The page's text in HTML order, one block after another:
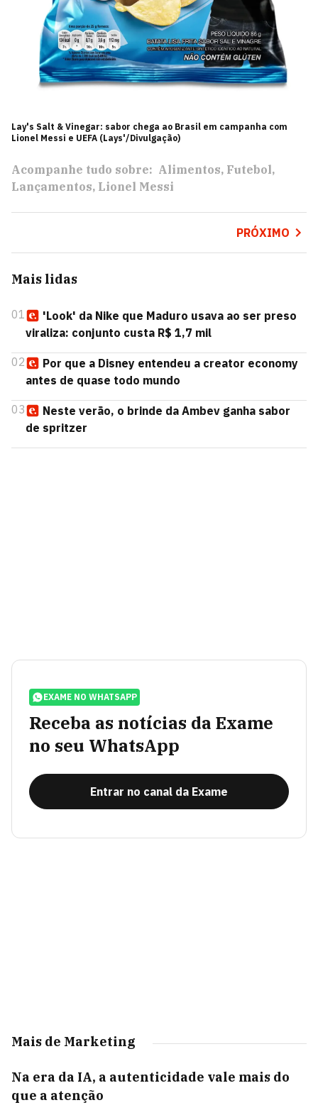
Lay's Salt & Vinegar: sabor chega ao Brasil em campanha com
Lionel Messi e UEFA (Lays'/Divulgação)
Acompanhe tudo sobre: Alimentos Futebol
Lançamentos Lionel Messi
PRÓXIMO
Mais lidas
01
'Look' da Nike que Maduro usava ao ser preso
viraliza: conjunto custa R$ 1,7 mil
02
Por que a Disney entendeu a creator economy
antes de quase todo mundo
03
Neste verão, o brinde da Ambev ganha sabor
de spritzer
EXAME NO WHATSAPP
Receba as notícias da Exame
no seu WhatsApp
Entrar no canal da Exame
Mais de Marketing
Na era da IA, a autenticidade vale mais do
que a atenção